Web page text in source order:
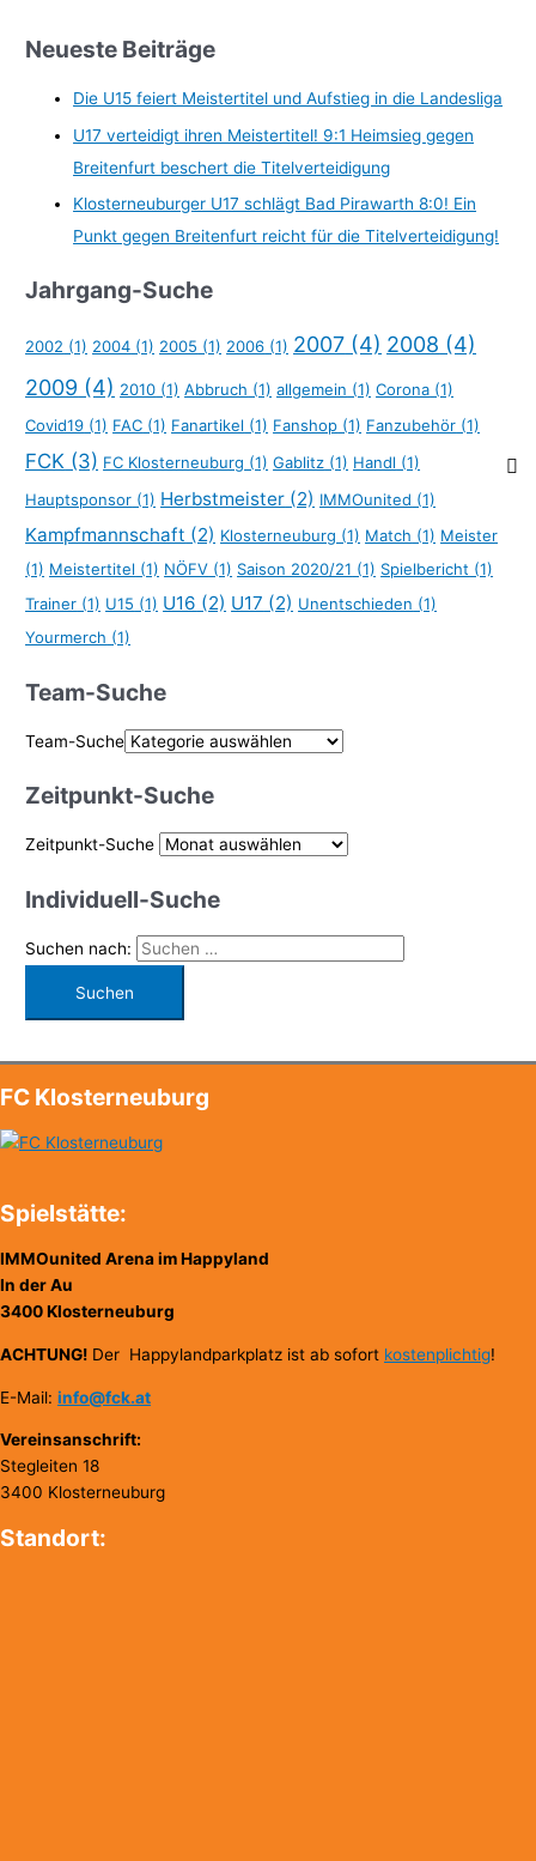
Neueste Beiträge
Die U15 feiert Meistertitel und Aufstieg in die Landesliga
U17 verteidigt ihren Meistertitel! 9:1 Heimsieg gegen
Breitenfurt beschert die Titelverteidigung
Klosterneuburger U17 schlägt Bad Pirawarth 8:0! Ein
Punkt gegen Breitenfurt reicht für die Titelverteidigung!
Jahrgang-Suche
2002 (1) 2004 (1) 2005 (1) 2006 (1) 2007 (4) 2008 (4)
2009 (4) 2010 (1) Abbruch (1) allgemein (1) Corona (1)
Covid19 (1) FAC (1) Fanartikel (1) Fanshop (1) Fanzubehör (1)
FCK (3) FC Klosterneuburg (1) Gablitz (1) Handl (1)
Hauptsponsor (1) Herbstmeister (2) IMMOunited (1)
Kampfmannschaft (2) Klosterneuburg (1) Match (1) Meister
(1) Meistertitel (1) NÖFV (1) Saison 2020/21 (1) Spielbericht (1)
Trainer (1) U15 (1) U16 (2) U17 (2) Unentschieden (1)
Yourmerch (1)
Team-Suche
Team-Suche
Zeitpunkt-Suche
Zeitpunkt-Suche
Individuell-Suche
Suchen nach:
FC Klosterneuburg
Spielstätte:
IMMOunited Arena im Happyland
In der Au
3400 Klosterneuburg
ACHTUNG! Der Happylandparkplatz ist ab sofort kostenplichtig!
E-Mail: info@fck.at
Vereinsanschrift:
Stegleiten 18
3400 Klosterneuburg
Standort: